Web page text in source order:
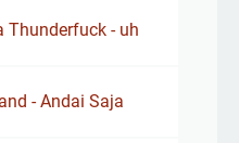
Thunderfuck - uh
- Andai Saja